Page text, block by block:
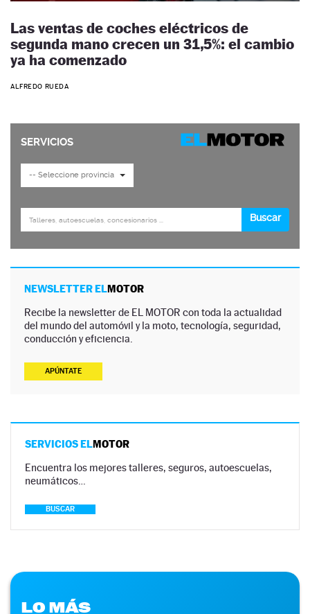
Las ventas de coches eléctricos de
segunda mano crecen un 31,5%: el cambio
ya ha comenzado
ALFREDO RUEDA
NEWSLETTER ELMOTOR
Recibe la newsletter de EL MOTOR con toda la actualidad
del mundo del automóvil y la moto, tecnología, seguridad,
conducción y eficiencia.
APÚNTATE
SERVICIOS ELMOTOR
Encuentra los mejores talleres, seguros, autoescuelas,
neumáticos…
BUSCAR
LO MÁS